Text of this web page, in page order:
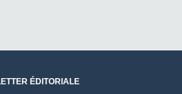
ÉDITORIALE